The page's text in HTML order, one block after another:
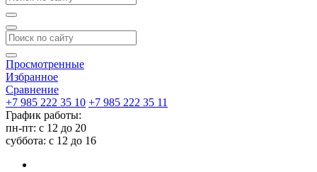
Просмотренные
Избранное
Сравнение
+7 985 222 35 10 +7 985 222 35 11
График работы:
пн-пт: с 12 до 20
суббота: c 12 до 16